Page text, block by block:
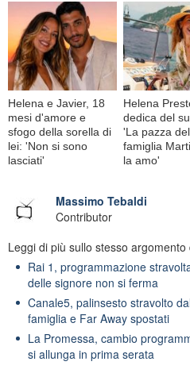
Helena e Javier, 18
mesi d'amore e
sfogo della sorella di
lei: 'Non si sono
lasciati'
Helena
dedica del
'La pazza
famiglia
la amo'
Massimo Tebaldi
Contributor
Leggi di più sullo stesso
Rai 1, programmazione
delle signore non si ferma
Canale5, palinsesto stravolto
famiglia e Far Away spostati
La Promessa, cambio
si allunga in prima serata